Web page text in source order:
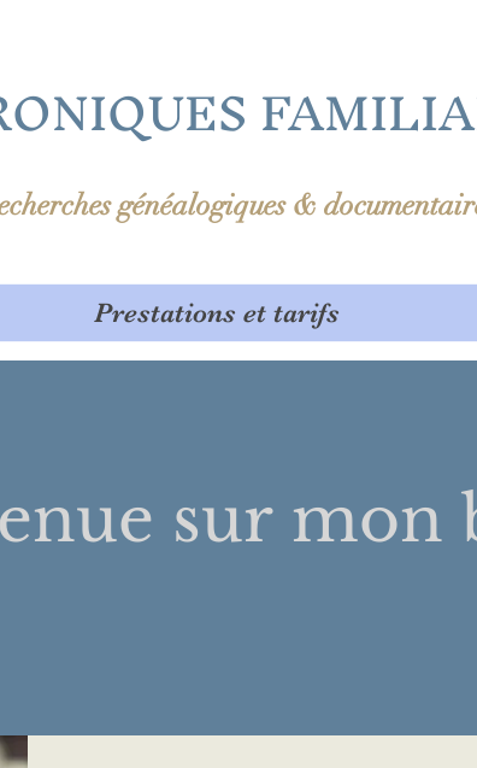
généalogiques &
Prestations et tarifs
sur mon